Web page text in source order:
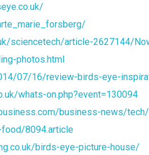
sciencetech/article-2627144/
photos.html
07/16/review-birds-eye-
whats-on.php?event=130094
business-news/
8094.article
birds-eye-picture-house/